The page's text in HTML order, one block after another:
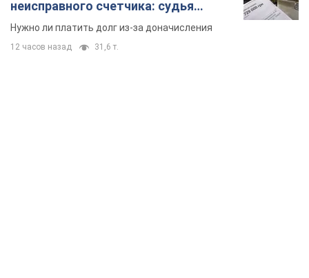
неисправного счетчика: судья
вынес неожиданное решение
Нужно ли платить долг из-за доначисления
12 часов назад 31,6 т.